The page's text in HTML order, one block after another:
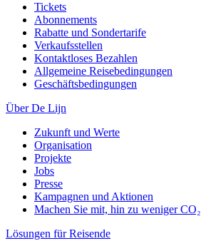
Tickets
Abonnements
Rabatte und Sondertarife
Verkaufsstellen
Kontaktloses Bezahlen
Allgemeine Reisebedingungen
Geschäftsbedingungen
Über De Lijn
Zukunft und Werte
Organisation
Projekte
Jobs
Presse
Kampagnen und Aktionen
Machen Sie mit, hin zu weniger CO₂
Lösungen für Reisende